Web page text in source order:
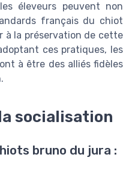
éleveurs peuvent non
français du chiot
à la préservation de cette
ces pratiques, les
à être des alliés fidèles
socialisation
bruno du jura :